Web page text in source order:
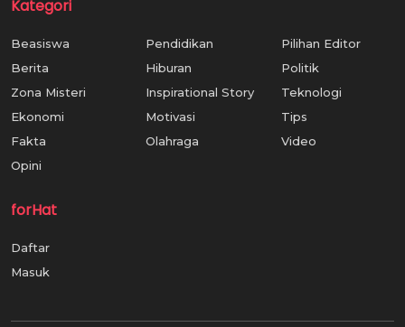
Kategori
Beasiswa
Berita
Zona Misteri
Ekonomi
Fakta
Opini
Pendidikan
Hiburan
Inspirational Story
Motivasi
Olahraga
Pilihan Editor
Politik
Teknologi
Tips
Video
forHat
Daftar
Masuk